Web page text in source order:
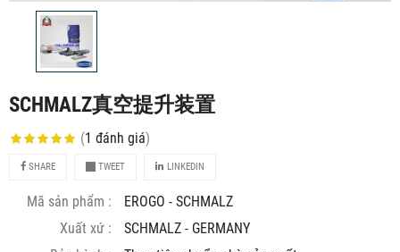
SCHMALZ真空提升装置
(1 đánh giá)
SHARE TWEET LINKEDIN
Mã sản phẩm :
EROGO - SCHMALZ
Xuất xứ :
SCHMALZ - GERMANY